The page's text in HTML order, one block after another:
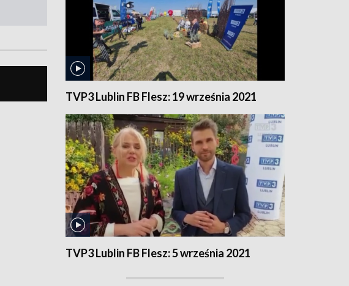
TVP3 Lublin FB Flesz: 19 września 2021
TVP3 Lublin FB Flesz: 5 września 2021